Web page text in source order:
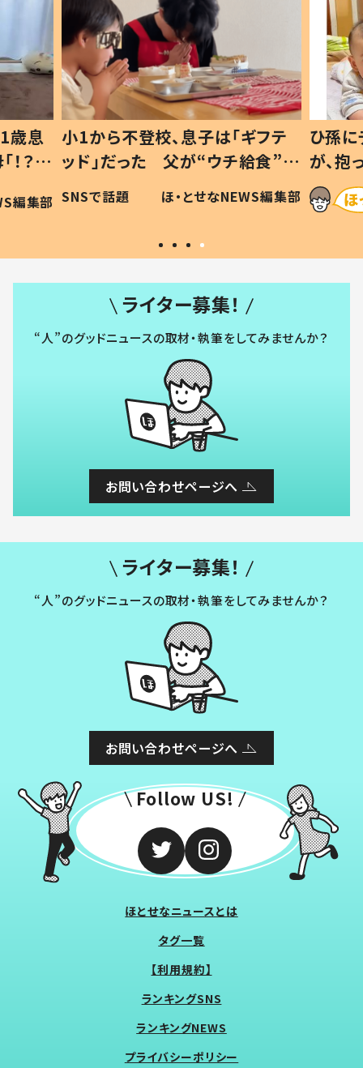
歳息
？」
編集部
小1から不登校、息子は「ギフテ
ッド」だった 父が“ウチ給食”を
作り続ける理由とは #令和の親
#令和の子
SNSで話題 ほ・とせなNEWS編集部
ひ孫
が、
「涙が
い」
ライター募集！
“人”のグッドニュースの取材・執筆をしてみませんか？
お問い合わせページへ
ライター募集！
“人”のグッドニュースの取材・執筆をしてみませんか？
お問い合わせページへ
Follow US!
ほとせなニュースとは
タグ一覧
【利用規約】
ランキングSNS
ランキングNEWS
プライバシーポリシー